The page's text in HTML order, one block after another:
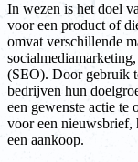
In wezen is het doel
voor een product of
omvat verschillende
(SEO). Door gebruik
bedrijven hun
een gewenste actie te
voor een nieuwsbrief,
een aankoop.